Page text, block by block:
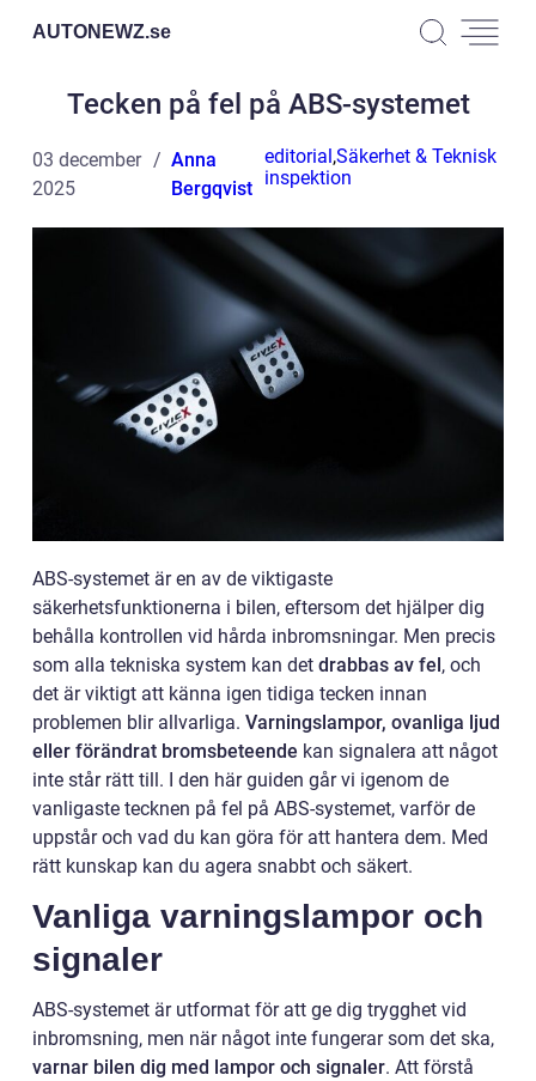
AUTONEWZ.se
Tecken på fel på ABS-systemet
03 december
2025
Anna
Bergqvist
editorial,Säkerhet & Teknisk
inspektion
ABS-systemet är en av de viktigaste
säkerhetsfunktionerna i bilen, eftersom det hjälper dig
behålla kontrollen vid hårda inbromsningar. Men precis
som alla tekniska system kan det drabbas av fel , och
det är viktigt att känna igen tidiga tecken innan
problemen blir allvarliga. Varningslampor, ovanliga ljud
eller förändrat bromsbeteende kan signalera att något
inte står rätt till. I den här guiden går vi igenom de
vanligaste tecknen på fel på ABS-systemet, varför de
uppstår och vad du kan göra för att hantera dem. Med
rätt kunskap kan du agera snabbt och säkert.
Vanliga varningslampor och
signaler
ABS-systemet är utformat för att ge dig trygghet vid
inbromsning, men när något inte fungerar som det ska,
varnar bilen dig med lampor och signaler. Att förstå